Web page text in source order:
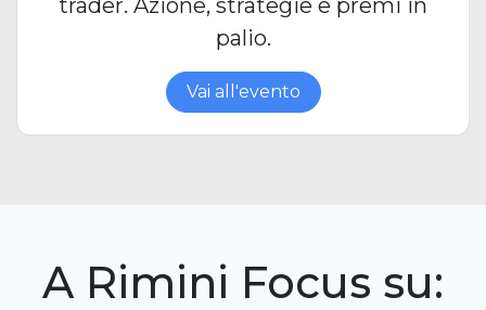
palio.
Vai all'evento
A Rimini Focus su: